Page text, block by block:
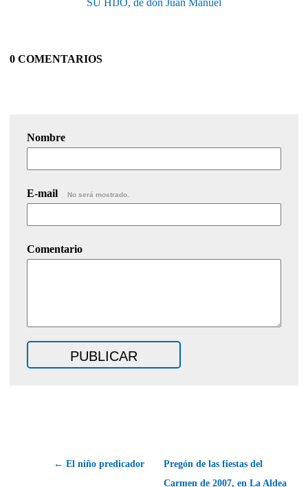
0 COMENTARIOS
Nombre
E-mail No será mostrado.
Comentario
← El niño predicador
Pregón de las fiestas del
Carmen de 2007, en La Aldea